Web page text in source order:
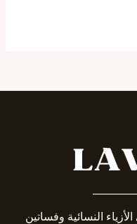
النسائية وفساتين